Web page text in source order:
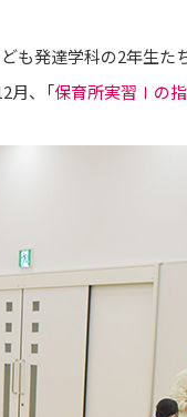
も発達学科の2年生
月、「保育所実習Ⅰの